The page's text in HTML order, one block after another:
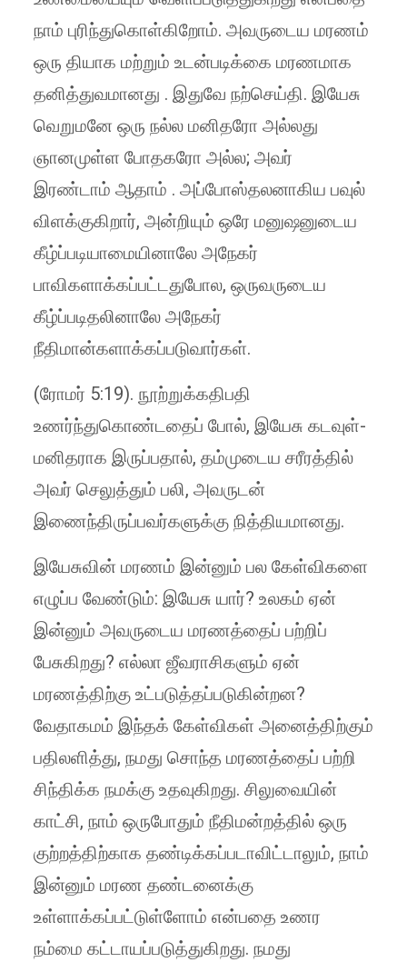
நாம் புரிந்துகொள்கிறோம். அவருடைய மரணம்
ஒரு தியாக மற்றும் உடன்படிக்கை மரணமாக
தனித்துவமானது . இதுவே நற்செய்தி. இயேசு
வெறுமனே ஒரு நல்ல மனிதரோ அல்லது
ஞானமுள்ள போதகரோ அல்ல; அவர்
இரண்டாம் ஆதாம் . அப்போஸ்தலனாகிய பவுல்
விளக்குகிறார், அன்றியும் ஒரே மனுஷனுடைய
கீழ்ப்படியாமையினாலே அநேகர்
பாவிகளாக்கப்பட்டதுபோல, ஒருவருடைய
கீழ்ப்படிதலினாலே அநேகர்
நீதிமான்களாக்கப்படுவார்கள்.
(ரோமர் 5:19). நூற்றுக்கதிபதி
உணர்ந்துகொண்டதைப் போல், இயேசு கடவுள்-
மனிதராக இருப்பதால், தம்முடைய சரீரத்தில்
அவர் செலுத்தும் பலி, அவருடன்
இணைந்திருப்பவர்களுக்கு நித்தியமானது.
இயேசுவின் மரணம் இன்னும் பல கேள்விகளை
எழுப்ப வேண்டும்: இயேசு யார்? உலகம் ஏன்
இன்னும் அவருடைய மரணத்தைப் பற்றிப்
பேசுகிறது? எல்லா ஜீவராசிகளும் ஏன்
மரணத்திற்கு உட்படுத்தப்படுகின்றன?
வேதாகமம் இந்தக் கேள்விகள் அனைத்திற்கும்
பதிலளித்து, நமது சொந்த மரணத்தைப் பற்றி
சிந்திக்க நமக்கு உதவுகிறது. சிலுவையின்
காட்சி, நாம் ஒருபோதும் நீதிமன்றத்தில் ஒரு
குற்றத்திற்காக தண்டிக்கப்படாவிட்டாலும், நாம்
இன்னும் மரண தண்டனைக்கு
உள்ளாக்கப்பட்டுள்ளோம் என்பதை உணர
நம்மை கட்டாயப்படுத்துகிறது. நமது